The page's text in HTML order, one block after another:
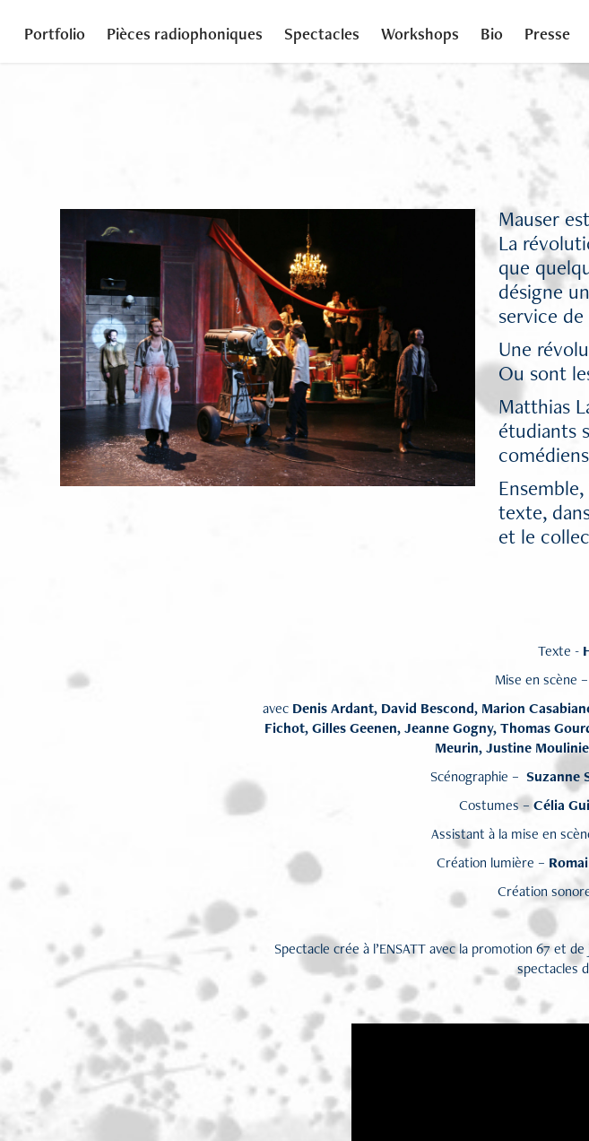
Portfolio Pièces radiophoniques Spectacles Workshops Bio Presse
Mauser
La
que
désigne
service
Une
Ou sont
Matthias
étudiants
texte,
et le
Texte -
Mise en scène –
avec Denis Ardant, David Bescond, Marion
Fichot, Gilles Geenen, Jeanne Gogny, Thomas
Meurin, Justine
Scénographie – Suzanne
Costumes – Célia
Assistant à la mise en
Création lumière –
Création
Spectacle crée à l’ENSATT avec la promotion 67 et
spectacles